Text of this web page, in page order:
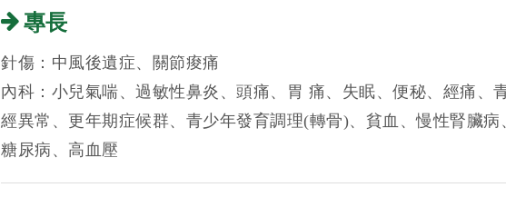
專長
針傷：中風後遺症、關節痠痛
內科：小兒氣喘、過敏性鼻炎、頭痛、胃 痛、失眠、便秘、經痛、
經異常、更年期症候群、青少年發育調理(轉骨)、貧血、慢性腎臟病
糖尿病、高血壓